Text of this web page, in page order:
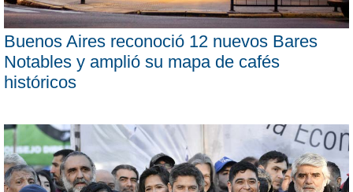
Buenos Aires reconoció 12 nuevos Bares
Notables y amplió su mapa de cafés
históricos